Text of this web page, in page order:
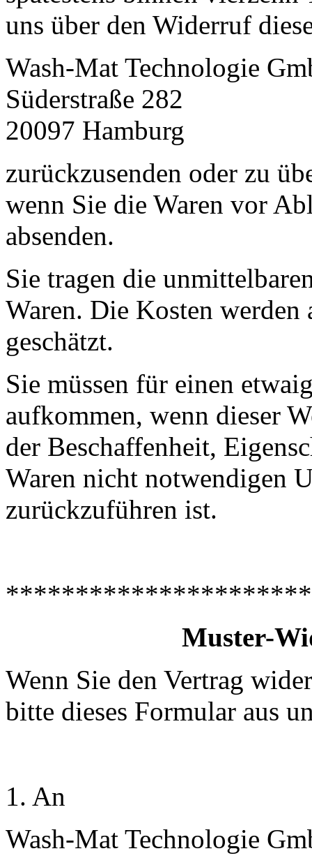
uns über den Widerruf
Wash-Mat Technologie
Süderstraße 282
20097 Hamburg
zurückzusenden oder zu
wenn Sie die Waren vor
absenden.
Sie tragen die
Waren. Die Kosten
geschätzt.
Sie müssen für einen
aufkommen, wenn dieser
der Beschaffenheit,
Waren nicht notwendigen
zurückzuführen ist.
Muster-
Wenn Sie den Vertrag
bitte dieses Formular aus
1. An
Wash-Mat Technologie